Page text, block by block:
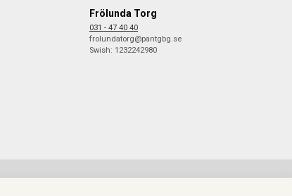
Frölunda Torg
031 - 47 40 40
frolundatorg@pantgbg.se
Swish: 1232242980